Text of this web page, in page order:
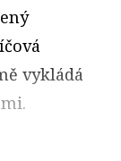
vykládá